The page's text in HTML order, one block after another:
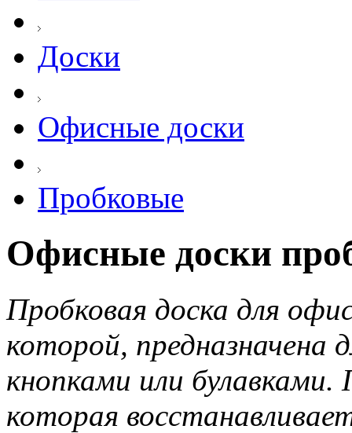
Доски
Офисные доски
Пробковые
Офисные доски
Пробковая доска для
которой, предназначена
кнопками или булавками.
которая